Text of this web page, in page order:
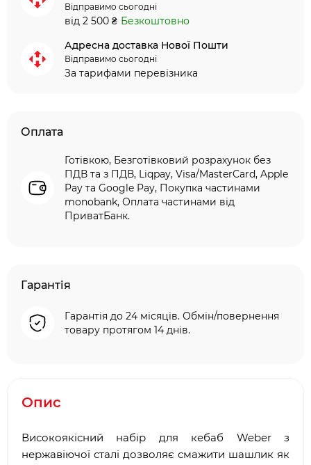
Відправимо сьогодні
від 2 500 ₴ Безкоштовно
Адресна доставка Нової Пошти
Відправимо сьогодні
За тарифами перевізника
Оплата
Готівкою, Безготівковий розрахунок без
ПДВ та з ПДВ, Liqpay, Visa/MasterCard, Apple
Pay та Google Pay, Покупка частинами
monobank, Оплата частинами від
ПриватБанк.
Гарантія
Гарантія до 24 місяців. Обмін/повернення
товару протягом 14 днів.
Опис
Високоякісний набір для кебаб Weber з
нержавіючої сталі дозволяє смажити шашлик як